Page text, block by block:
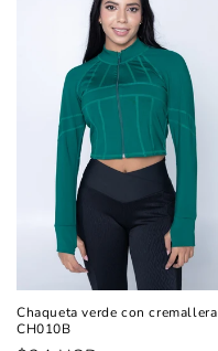
Chaqueta verde con cremallera
CH010B